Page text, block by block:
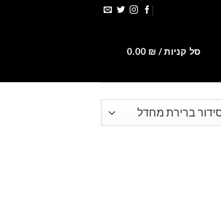
סל קניות / 0.00 ₪